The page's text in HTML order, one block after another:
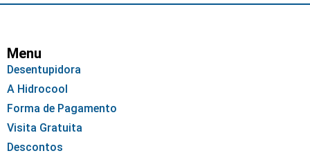
Menu
Desentupidora
A Hidrocool
Forma de Pagamento
Visita Gratuita
Descontos